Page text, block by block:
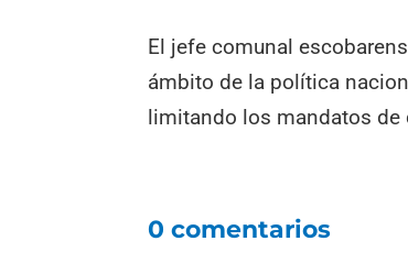
El jefe comunal
ámbito de la política
limitando los mandatos de
0 comentarios